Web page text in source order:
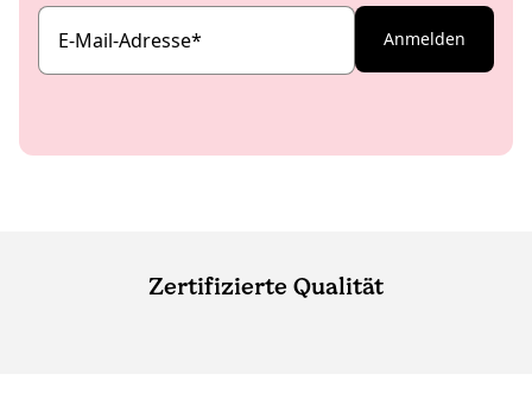
E-Mail-Adresse* Anmelden
Zertifizierte Qualität